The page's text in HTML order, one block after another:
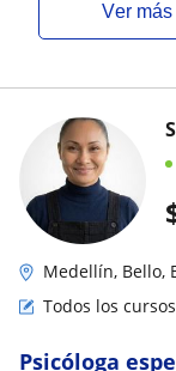
ver más
Medellín, Bello,
Todos los cursos
Psicóloga